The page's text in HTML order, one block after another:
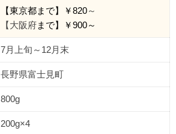
【東京都まで】￥820～
【大阪府まで】￥900～
7月上旬～12月末
長野県富士見町
800g
200g×4